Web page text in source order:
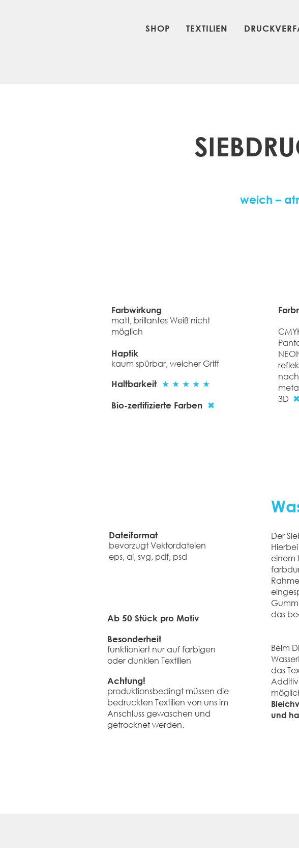
SHOP TEXTILIEN
weich –
Farbwirkung
matt, brillantes Weiß nicht
möglich
Haptik
kaum spürbar, weicher Griff
Haltbarkeit ★ ★ ★ ★ ★
Bio-zertifizierte Farben ✖
3D ✖
Dateiformat​
​bevorzugt Vektordateien
eps, ai, svg, pdf, psd
Ab 50 Stück pro Motiv
Besonderheit
​funktioniert nur auf farbigen
oder dunklen Textilien
Achtung!
produktionsbedingt müssen die
bedruckten Textilien von uns im
Anschluss gewaschen und
getrocknet werden.
Der
einem
das
Beim
das
und